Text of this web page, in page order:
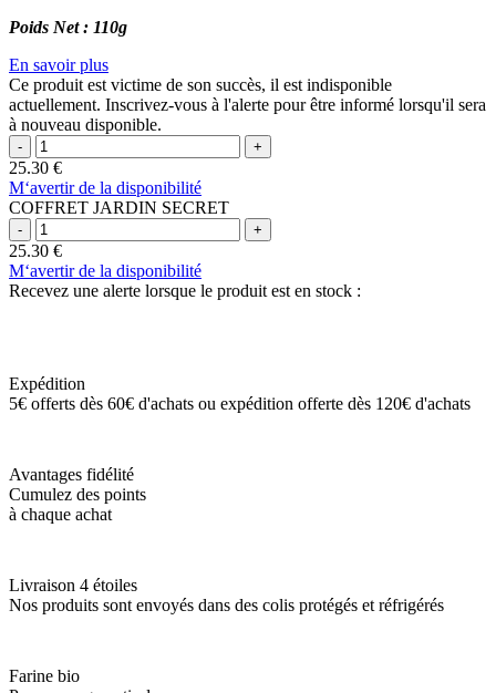
Poids Net : 110g
En savoir plus
Ce produit est victime de son succès, il est indisponible
actuellement. Inscrivez-vous à l'alerte pour être informé lorsqu'il sera
à nouveau disponible.
25.30 €
M‘avertir de la disponibilité
COFFRET JARDIN SECRET
25.30 €
M‘avertir de la disponibilité
Recevez une alerte lorsque le produit est en stock :
Expédition
5€ offerts dès 60€ d'achats ou expédition offerte dès 120€ d'achats
Avantages fidélité
Cumulez des points
à chaque achat
Livraison 4 étoiles
Nos produits sont envoyés dans des colis protégés et réfrigérés
Farine bio